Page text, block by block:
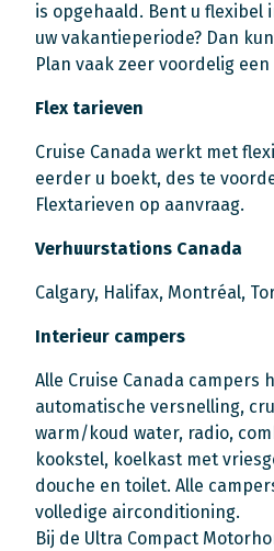
is opgehaald. Bent u flexibel
uw vakantieperiode? Dan
Plan vaak zeer voordelig
Flex tarieven
Cruise Canada werkt met
eerder u boekt, des te
Flextarieven op aanvraag.
Verhuurstations Canada
Calgary, Halifax, Montréal,
Interieur campers
Alle Cruise Canada campers
automatische versnelling,
warm/koud water, radio,
kookstel, koelkast met
douche en toilet. Alle
volledige airconditioning.
Bij de Ultra Compact